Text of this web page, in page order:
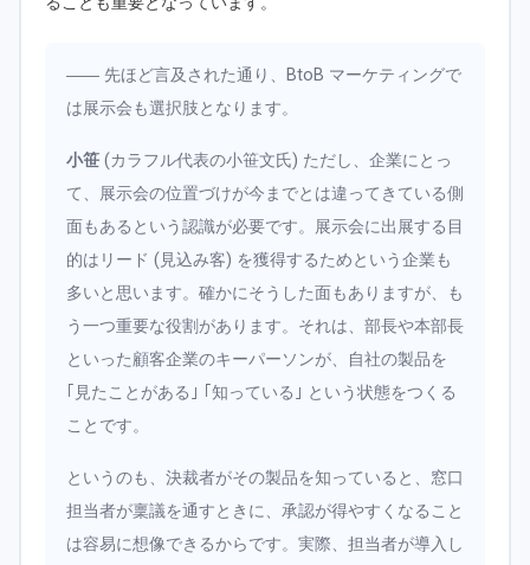
―― 先ほど言及された通り、BtoB マーケティングで
は展示会も選択肢となります。
小笹 (カラフル代表の小笹文氏) ただし、企業にとっ
て、展示会の位置づけが今までとは違ってきている側
面もあるという認識が必要です。展示会に出展する目
的はリード (見込み客) を獲得するためという企業も
多いと思います。確かにそうした面もありますが、も
う一つ重要な役割があります。それは、部長や本部長
といった顧客企業のキーパーソンが、自社の製品を
｢見たことがある｣ ｢知っている｣ という状態をつくる
ことです。
というのも、決裁者がその製品を知っていると、窓口
担当者が稟議を通すときに、承認が得やすくなること
は容易に想像できるからです。実際、担当者が導入し